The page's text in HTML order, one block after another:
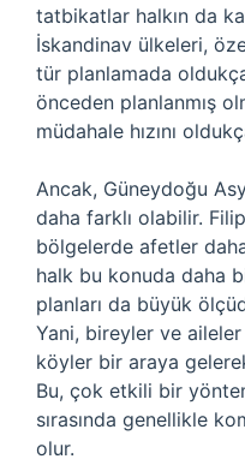
tatbikatlar halkın da
İskandinav ülkeleri,
tür planlamada
önceden planlanmış
müdahale hızını
Ancak, Güneydoğu
daha farklı olabilir.
bölgelerde afetler
halk bu konuda daha
planları da büyük
Yani, bireyler ve
köyler bir araya
Bu, çok etkili bir
sırasında genellikle
olur.